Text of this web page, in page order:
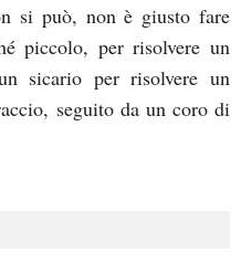
si può, non è giusto fare
piccolo, per risolvere un
sicario per risolvere un
seguito da un coro di